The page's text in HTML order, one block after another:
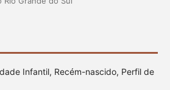
Infantil, Recém-nascido, Perfil de